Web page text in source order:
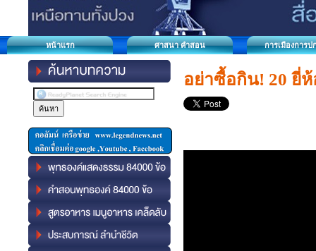
หน้าแรก ศาสนา คำสอน การเมืองการป
อย่าซื้อกิน! 20 ยี่